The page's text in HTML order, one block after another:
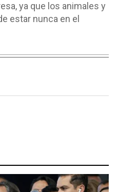
ya que los animales y
estar nunca en el